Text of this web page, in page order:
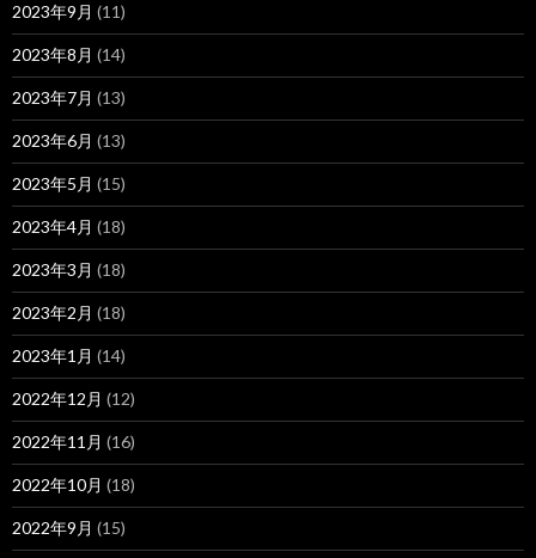
2023年9月 (11)
2023年8月 (14)
2023年7月 (13)
2023年6月 (13)
2023年5月 (15)
2023年4月 (18)
2023年3月 (18)
2023年2月 (18)
2023年1月 (14)
2022年12月 (12)
2022年11月 (16)
2022年10月 (18)
2022年9月 (15)